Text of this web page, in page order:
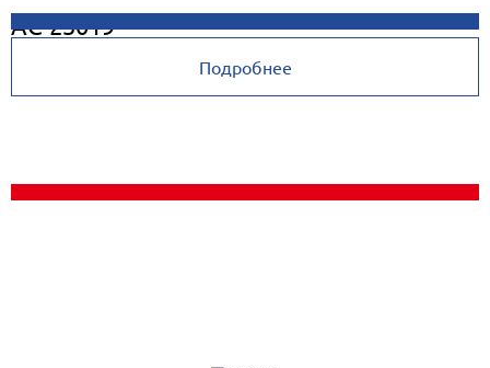
AC-23019
Подробнее